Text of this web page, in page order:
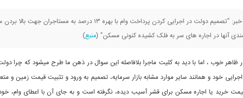
تیتر خبر: "تصمیم دولت در اجرایی کردن پرداخت وام با بهره ۱۳ درصد به مستاجران جهت
آنها در اجاره های سر به فلک کشیده کنونی مسکن" (منبع)
ظاهر خوب ، اما با دید به کلیت ماجرا بلافاصله این سوال در ذهن ما طرح میشود که چرا
خود و همانند سایر موارد مشابه بازار سرمایه، تصمیم به ورود و تثبیت قیمت زمین و
خرید یا اجاره مسکن برای قشر آسیب دیده، نگرفته است و به جای آن با اعطای وام،